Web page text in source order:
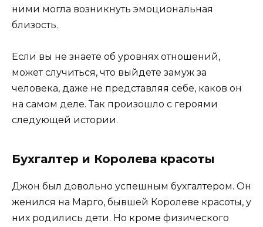
ними могла возникнуть эмоциональная
близость.
Если вы не знаете об уровнях отношений,
может случиться, что выйдете замуж за
человека, даже не представляя себе, каков он
на самом деле. Так произошло с героями
следующей истории.
Бухгалтер и Королева красоты
Джон был довольно успешным бухгалтером. Он
женился на Марго, бывшей Королеве красоты, у
них родились дети. Но кроме физического